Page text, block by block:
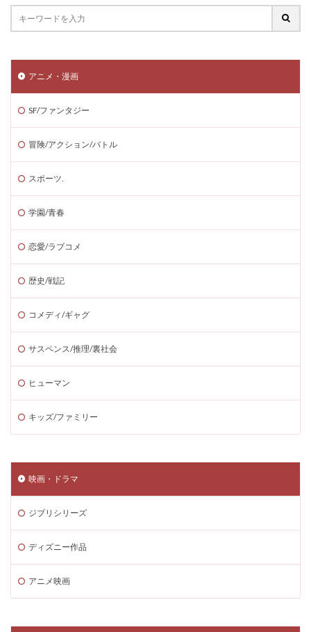
アニメ・漫画
SF/ファンタジー
冒険/アクション/バトル
スポーツ.
学園/青春
恋愛/ラブコメ
歴史/戦記
コメディ/ギャグ
サスペンス/推理/裏社会
ヒューマン
キッズ/ファミリー
映画・ドラマ
ジブリシリーズ
ディズニー作品
アニメ映画